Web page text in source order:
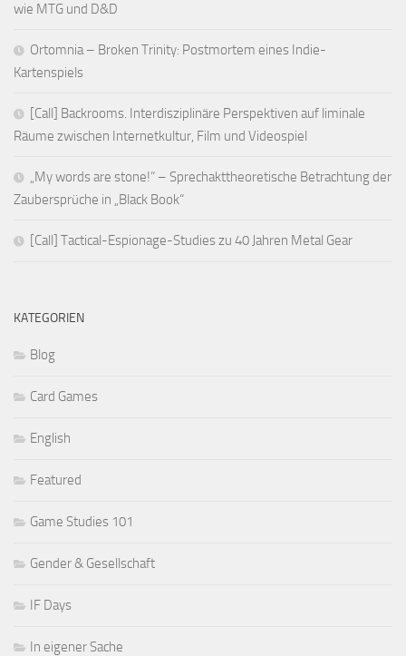
wie MTG und D&D
Ortomnia – Broken Trinity: Postmortem eines Indie-
Kartenspiels
[Call] Backrooms. Interdisziplinäre Perspektiven auf liminale
Räume zwischen Internetkultur, Film und Videospiel
„My words are stone!“ – Sprechakttheoretische Betrachtung der
Zaubersprüche in „Black Book“
[Call] Tactical-Espionage-Studies zu 40 Jahren Metal Gear
KATEGORIEN
Blog
Card Games
English
Featured
Game Studies 101
Gender & Gesellschaft
IF Days
In eigener Sache